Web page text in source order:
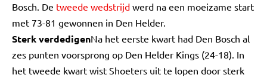
Bosch. De tweede wedstrijd werd na een moeizame start
met 73-81 gewonnen in Den Helder.
Sterk verdedigenNa het eerste kwart had Den Bosch al
zes punten voorsprong op Den Helder Kings (24-18). In
het tweede kwart wist Shoeters uit te lopen door sterk